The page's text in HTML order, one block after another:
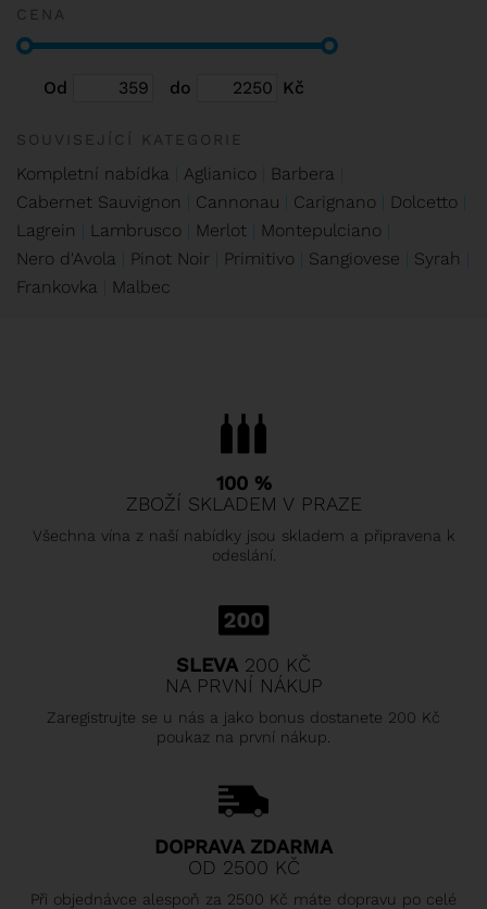
CENA
Od do Kč
SOUVISEJÍCÍ KATEGORIE
Kompletní nabídka Aglianico
Barbera
Cabernet Sauvignon
Cannonau Carignano
Dolcetto
Lagrein
Lambrusco Merlot
Montepulciano
Nero d'Avola
Pinot Noir Primitivo Sangiovese
Syrah
Frankovka
Malbec
100 %
ZBOŽÍ SKLADEM V PRAZE
Všechna vína z naší nabídky jsou skladem a připravena k
odeslání.
SLEVA 200 KČ
NA PRVNÍ NÁKUP
Zaregistrujte se u nás a jako bonus dostanete 200 Kč
poukaz na první nákup.
DOPRAVA ZDARMA
OD 2500 KČ
Při objednávce alespoň za 2500 Kč máte dopravu po celé